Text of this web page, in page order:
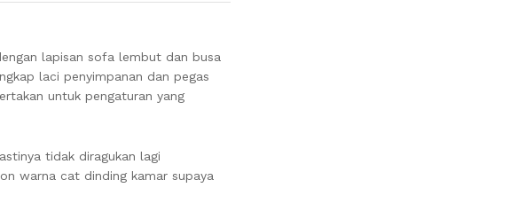
lapisan sofa lembut dan busa
laci penyimpanan dan pegas
untuk pengaturan yang
tidak diragukan lagi
warna cat dinding kamar supaya